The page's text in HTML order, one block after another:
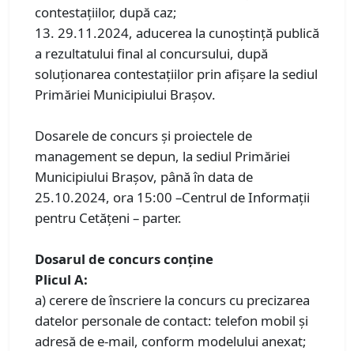
contestaţiilor, după caz;
13. 29.11.2024, aducerea la cunoştinţă publică
a rezultatului final al concursului, după
soluţionarea contestaţiilor prin afişare la sediul
Primăriei Municipiului Braşov.
Dosarele de concurs şi proiectele de
management se depun, la sediul Primăriei
Municipiului Braşov, până în data de
25.10.2024, ora 15:00 –Centrul de Informații
pentru Cetățeni – parter.
Dosarul de concurs conţine
Plicul A:
a) cerere de înscriere la concurs cu precizarea
datelor personale de contact: telefon mobil şi
adresă de e-mail, conform modelului anexat;